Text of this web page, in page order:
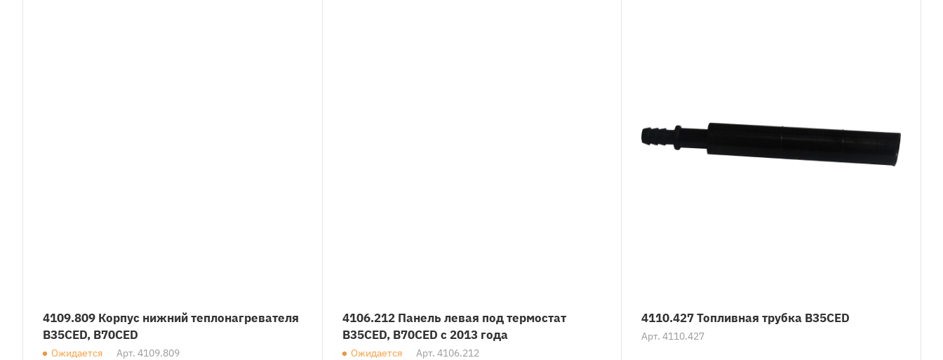
4109.809 Корпус нижний теплонагревателя
B35CED, B70CED
Ожидается Арт. 4109.809
4106.212 Панель левая под термостат
B35CED, B70CED с 2013 года
Ожидается Арт. 4106.212
4110.427 Топливная трубка B35CED
Арт.4110.427